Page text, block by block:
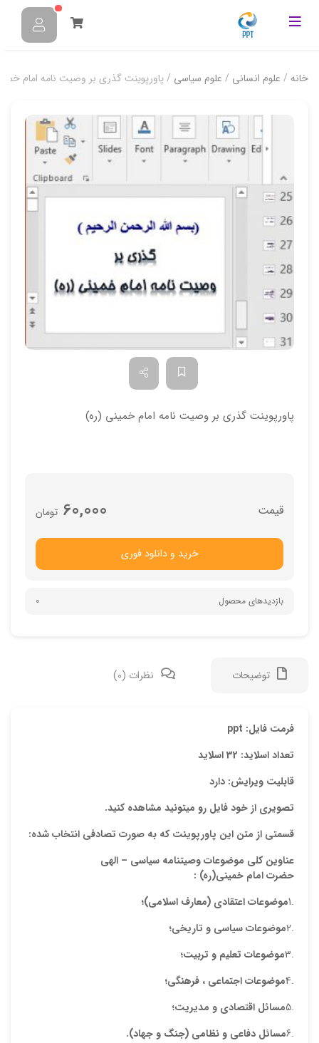
خانه / علوم انسانی / علوم سیاسی / پاورپوینت گذری بر وصیت نامه امام
پاورپوینت گذری بر وصیت نامه امام خمینی (ره)
تومان 60,000
خرید و دانلود فوری
بازدیدهای محصول 0
توضیحات نظرات (0)
فرمت فایل: ppt
تعداد اسلاید: 32 اسلاید
قابلیت ویرایش: دارد
تصویری از خود فایل رو میتونید مشاهده کنید.
قسمتی از متن این پاورپوینت که به صورت تصادفی انتخاب شده:
عناوینکلى موضوعات وصیتنامه سیاسى – الهى
حضرت امام خمینى(ره) :
.1 موضوعات اعتقادى (معارف اسلامى)؛
.2 موضوعات سیاسى و تاریخى؛
.3 موضوعات تعلیم و تربیت؛
.4 موضوعات اجتماعى ، فرهنگى؛
.5 مسائل اقتصادى و مدیریت؛
.6 مسائل دفاعى و نظامى (جنگ و جهاد).